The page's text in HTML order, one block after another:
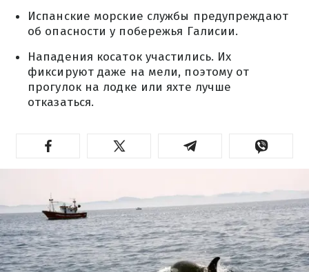
Испанские морские службы предупреждают
об опасности у побережья Галисии.
Нападения косаток участились. Их
фиксируют даже на мели, поэтому от
прогулок на лодке или яхте лучше
отказаться.